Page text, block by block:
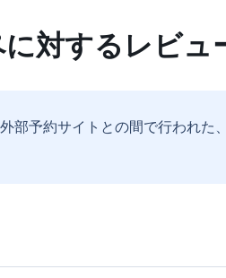
対するレビュ
部予約サイトとの間で行われた